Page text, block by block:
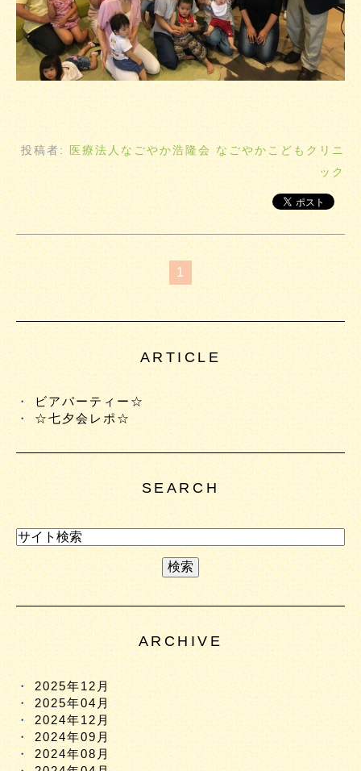
投稿者: 医療法人なごやか浩隆会 なごやかこどもクリニ
ック
1
ARTICLE
ビアパーティー☆
☆七夕会レポ☆
SEARCH
ARCHIVE
2025年12月
2025年04月
2024年12月
2024年09月
2024年08月